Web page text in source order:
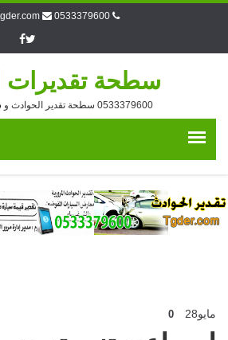
0533379600
سطحة تقديرات
0533379600 سطحة تقدير الحوادث و شيخ المعارض
مايو28
0